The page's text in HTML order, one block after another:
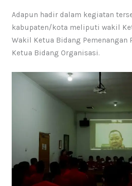
Adapun hadir dalam kegiatan
kabupaten/kota meliputi wakil
Wakil Ketua Bidang Pemenangan
Ketua Bidang Organisasi.